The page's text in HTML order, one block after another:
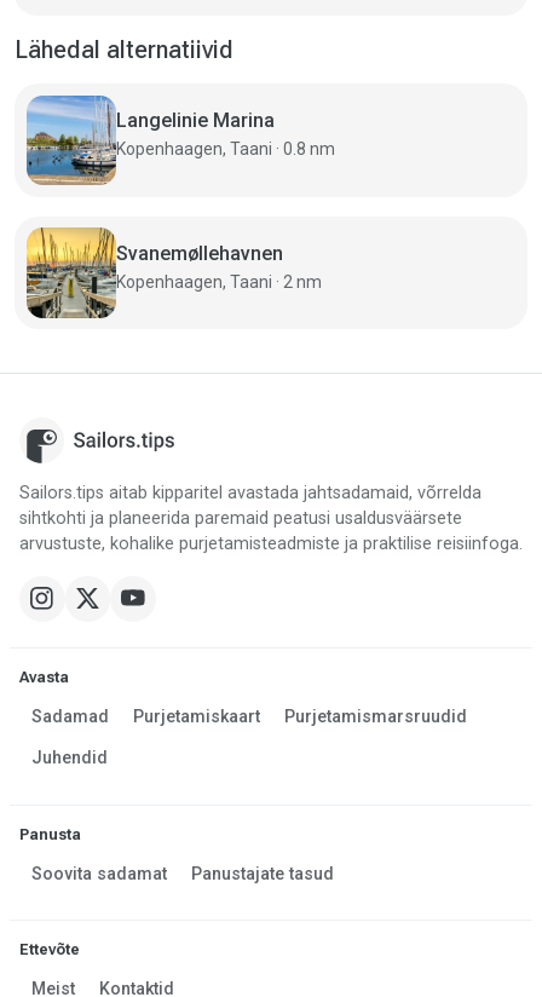
Lähedal alternatiivid
Langelinie Marina
Kopenhaagen, Taani · 0.8 nm
Svanemøllehavnen
Kopenhaagen, Taani · 2 nm
Sailors.tips aitab kipparitel avastada jahtsadamaid, võrrelda
sihtkohti ja planeerida paremaid peatusi usaldusväärsete
arvustuste, kohalike purjetamisteadmiste ja praktilise reisiinfoga.
Avasta
Sadamad Purjetamiskaart Purjetamismarsruudid
Juhendid
Panusta
Soovita sadamat Panustajate tasud
Ettevõte
Meist Kontaktid